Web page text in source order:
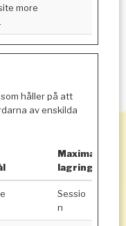
more
håller på att
av enskilda
Maximal
lagringstid
Sessio
n